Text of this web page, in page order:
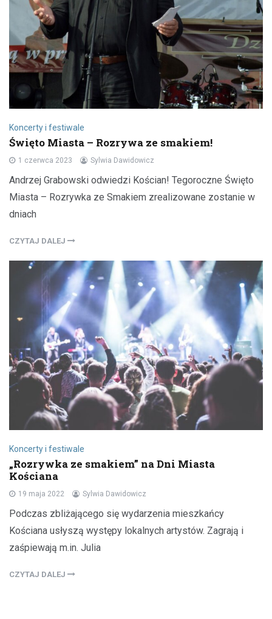
Koncerty i festiwale
Święto Miasta – Rozrywa ze smakiem!
1 czerwca 2023 Sylwia Dawidowicz
Andrzej Grabowski odwiedzi Kościan! Tegoroczne Święto
Miasta – Rozrywka ze Smakiem zrealizowane zostanie w
dniach
CZYTAJ DALEJ
Koncerty i festiwale
„Rozrywka ze smakiem” na Dni Miasta
Kościana
19 maja 2022 Sylwia Dawidowicz
Podczas zbliżającego się wydarzenia mieszkańcy
Kościana usłyszą występy lokalnych artystów. Zagrają i
zaśpiewają m.in. Julia
CZYTAJ DALEJ